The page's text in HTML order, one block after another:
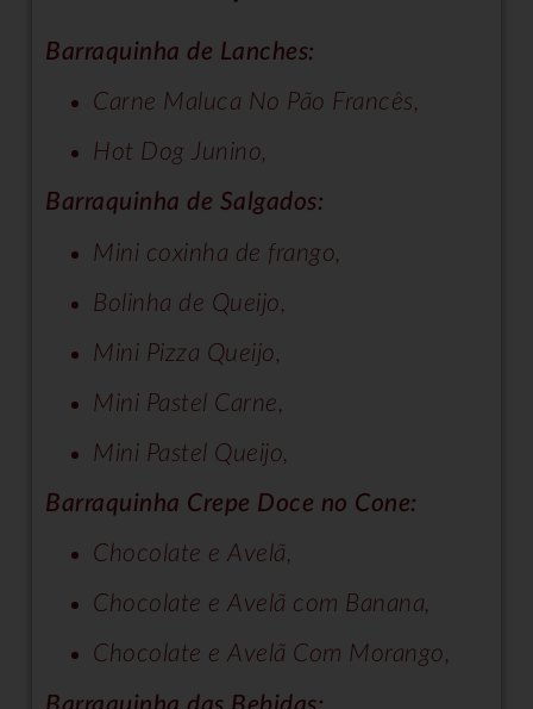
Barraquinha de Lanches:
Carne Maluca No Pão Francês,
Hot Dog Junino,
Barraquinha de Salgados:
Mini coxinha de frango,
Bolinha de Queijo,
Mini Pizza Queijo,
Mini Pastel Carne,
Mini Pastel Queijo,
Barraquinha Crepe Doce no Cone:
Chocolate e Avelã,
Chocolate e Avelã com Banana,
Chocolate e Avelã Com Morango,